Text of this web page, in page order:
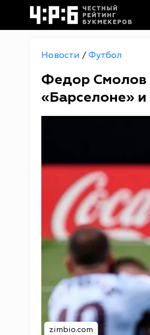
Новости / Футбол
Федор Смолов
«Барселоне» и
zimbio.com